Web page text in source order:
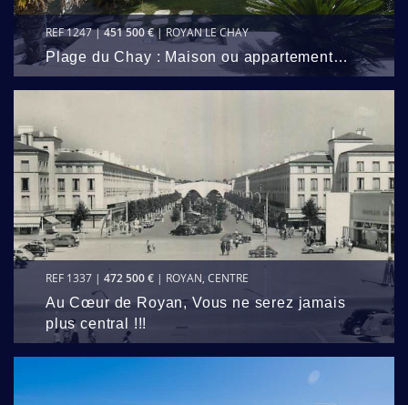
REF 1247 |451 500 €| ROYAN LE CHAY
Plage du Chay : Maison ou appartement…
REF 1337 | 472 500 € | ROYAN, CENTRE
Au Cœur de Royan, Vous ne serez jamais
plus central !!!